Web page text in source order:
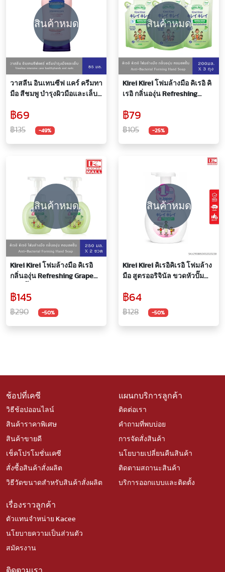
สินค้าหมด
วาสลีน อินเทนซีฟ แคร์ ครีมทา
มือ สีชมพู บำรุงผิวมือและเล็บ
care Hand Cream Healthy
Hands & Nail 85 ml.
฿69
฿135 -49%
สินค้าหมด
Kirei Kirei โฟมล้างมือ คิเรอิ คิ
เรอิ กลิ่นองุ่น Refreshing
฿79
฿105 -25%
สินค้าหมด
Kirei Kirei โฟมล้างมือ คิเรอิ
กลิ่นองุ่น Refreshing Grape
฿145
฿290 -50%
สินค้าหมด
Kirei Kirei คิเรอิคิเรอิ โฟมล้าง
มือ สูตรออริจินัล ขวดหัวปั๊ม
฿64
฿128 -50%
ช้อปที่เคซี
วิธีช้อปออนไลน์
สินค้าราคาพิเศษ
สินค้าขายดี
เช็คโปรโมชั่นเคซี
สั่งซื้อสินค้าสั่งผลิต
วิธีวัดขนาดสำหรับสินค้าสั่งผลิต
แผนกบริการลูกค้า
ติดต่อเรา
คำถามที่พบบ่อย
การจัดสั่งสินค้า
นโยบายเปลี่ยนคืนสินค้า
ติดตามสถานะสินค้า
บริการออกแบบและติดตั้ง
เรื่องราวลูกค้า
ตัวแทนจำหน่าย Kacee
นโยบายความเป็นส่วนตัว
สมัครงาน
ติดตามเรา